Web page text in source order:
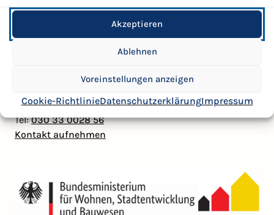
Akzeptieren
Ablehnen
Voreinstellungen anzeigen
Cookie-RichtlinieDatenschutzerklärungImpressum
© 2026 | BadPankStraße Mitte
Datenschutzerklärung
Mail:badpank@kosp-berlin.de
Tel:030 33 0028 56
Kontakt aufnehmen